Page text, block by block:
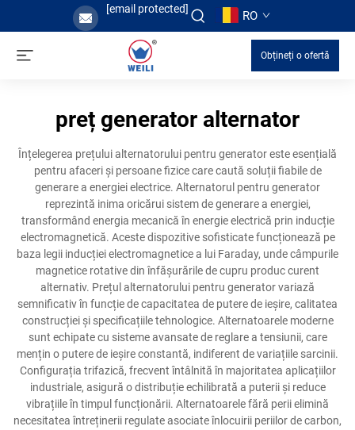
[email protected] RO
Obțineți o ofertă
preț generator alternator
Înțelegerea prețului alternatorului pentru generator este esențială
pentru afaceri și persoane fizice care caută soluții fiabile de
generare a energiei electrice. Alternatorul pentru generator
reprezintă inima oricărui sistem de generare a energiei,
transformând energia mecanică în energie electrică prin inducție
electromagnetică. Aceste dispozitive sofisticate funcționează pe
baza legii inducției electromagnetice a lui Faraday, unde câmpurile
magnetice rotative din înfășurările de cupru produc curent
alternativ. Prețul alternatorului pentru generator variază
semnificativ în funcție de capacitatea de putere de ieșire, calitatea
construcției și specificațiile tehnologice. Alternatoarele moderne
sunt echipate cu sisteme avansate de reglare a tensiunii, care
mențin o putere de ieșire constantă, indiferent de variațiile sarcinii.
Configurația trifazică, frecvent întâlnită în majoritatea aplicațiilor
industriale, asigură o distribuție echilibrată a puterii și reduce
vibrațiile în timpul funcționării. Alternatoarele fără perii elimină
necesitatea întreținerii regulate asociate înlocuirii periilor de carbon,